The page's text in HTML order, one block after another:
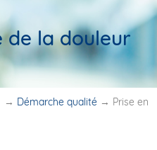
de la douleur
→ Démarche qualité → Prise en